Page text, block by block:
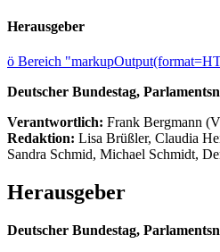
Herausgeber
ö Bereich
Deutscher Bundestag,
Verantwortlich: Frank Bergmann
Redaktion: Lisa Brüßler, Claudia
Sandra Schmid, Michael Schmidt,
Herausgeber
Deutscher Bundestag,